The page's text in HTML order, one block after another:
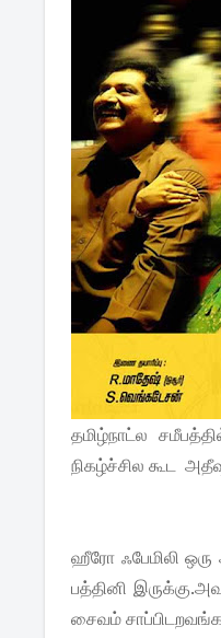
தமிழ்நாட்ல
நிகழ்ச்சில கூட
ஹீரோ ஃபேமிலி ஒரு
பத்தினி
சைவம் சாப்பிடறவங்க